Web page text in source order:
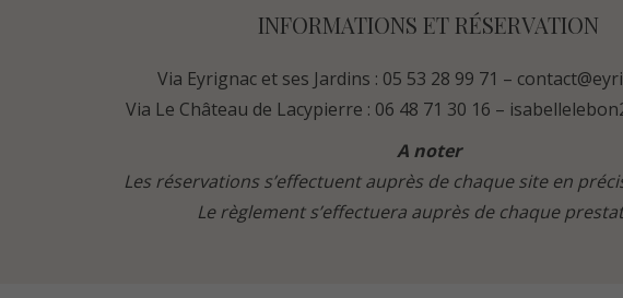
INFORMATIONS ET RÉSERVATION
Via Eyrignac et ses Jardins : 05 53 28 99 71 –
Via Le Château de Lacypierre : 06 48 71 30 16 –
A noter
Les réservations s’effectuent auprès de chaque site en
Le règlement s’effectuera auprès de chaque